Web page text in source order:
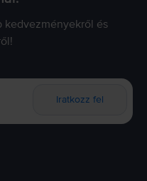
kedvezményekről és
Iratkozz fel